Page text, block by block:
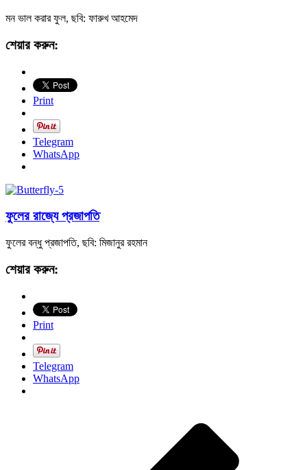
মন ভাল করার ফুল, ছবি: ফারুখ আহমেদ
শেয়ার করুন:
Print
Telegram
WhatsApp
ফুলের রাজ্যে প্রজাপতি
ফুলের বন্ধু প্রজাপতি, ছবি: মিজানুর রহমান
শেয়ার করুন:
Print
Telegram
WhatsApp